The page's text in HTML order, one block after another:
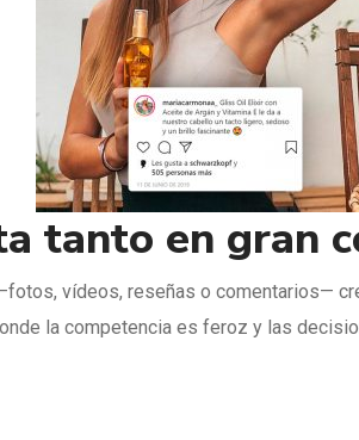
tanto en gran
vídeos, reseñas o comentarios—
la competencia es feroz y las